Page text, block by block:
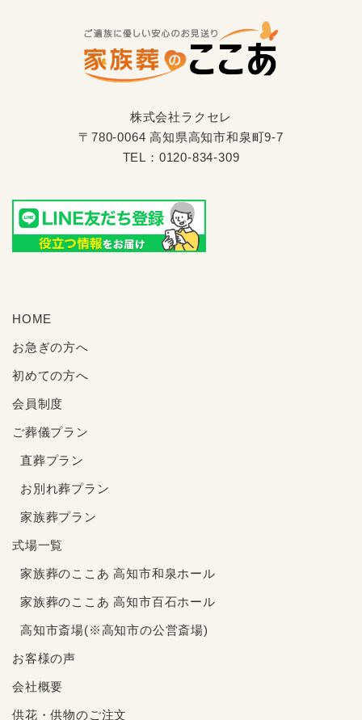
株式会社ラクセレ
〒780-0064 高知県高知市和泉町9-7
TEL： 0120-834-309
HOME
お急ぎの方へ
初めての方へ
会員制度
ご葬儀プラン
直葬プラン
お別れ葬プラン
家族葬プラン
式場一覧
家族葬のここあ 高知市和泉ホール
家族葬のここあ 高知市百石ホール
高知市斎場(※高知市の公営斎場)
お客様の声
会社概要
供花・供物のご注文